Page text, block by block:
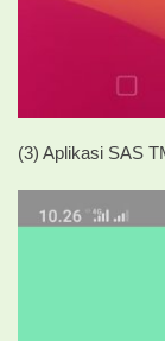
(3) Aplikasi SAS